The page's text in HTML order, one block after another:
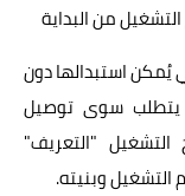
من البداية
يُمكن استبدالها دون
يتطلب سوى توصيل
التشغيل "التعريف"
وبنيته.